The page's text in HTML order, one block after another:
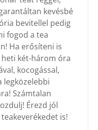
kevésbé
bevitellel pedig
fogod a tea
Ha erősíteni is
két-három óra
kocogással,
legközelebbi
Számtalan
Érezd jól
is!